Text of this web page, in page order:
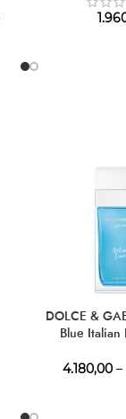
DOLCE &
Blue
4.180,00 –